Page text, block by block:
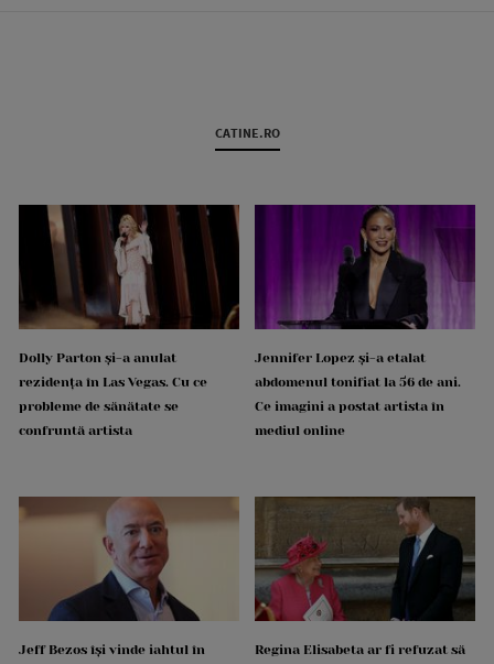
CATINE.RO
Dolly Parton și-a anulat
rezidența în Las Vegas. Cu ce
probleme de sănătate se
confruntă artista
Jennifer Lopez și-a etalat
abdomenul tonifiat la 56 de ani.
Ce imagini a postat artista în
mediul online
Jeff Bezos își vinde iahtul în
Regina Elisabeta ar fi refuzat să